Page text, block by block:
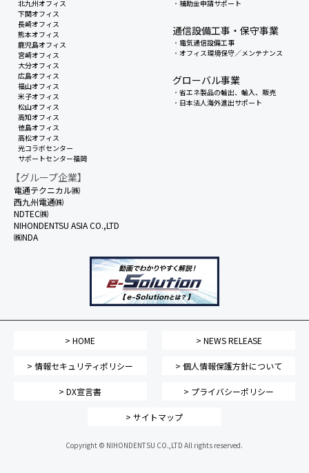
・補助金申請サポート
通信設備工事・保守事業
・ 電気通信設備工事
・オフィス環境保守／メンテナンス
グローバル事業
・省エネ製品の輸出、輸入、販売
・ 日本法人海外進出サポート
北九州オフィス
下関オフィス
長崎オフィス
熊本オフィス
鹿児島オフィス
宮崎オフィス
大分オフィス
広島オフィス
福山オフィス
米子オフィス
松山オフィス
高知オフィス
徳島オフィス
高松オフィス
光コラボセンター
サポートセンター福岡
【グループ企業】
電通テクニカル㈱
西九州電通㈱
NDTEC㈱
NIHONDENTSU ASIA CO.,LTD
㈱NDA
> HOME > NEWS RELEASE
> 情報セキュリティポリシー > 個人情報保護方針について
> DX宣言書 > プライバシーポリシー
> サイトマップ
Copyright © NIHONDENTSU CO.,LTD All rights reserved.